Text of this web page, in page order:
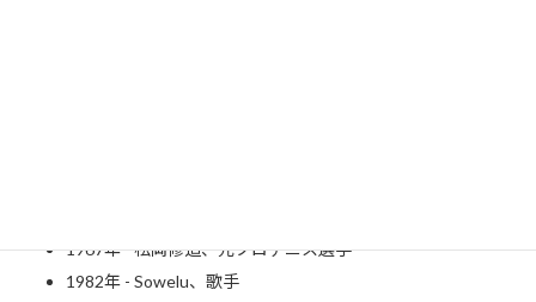
1967年 - 松岡修造、元プロテニス選手
1982年 - Sowelu、歌手